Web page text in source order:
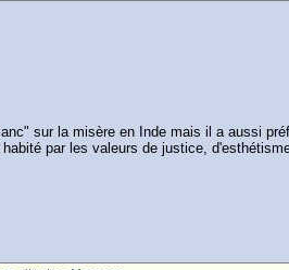
sur la misère en Inde mais il a aussi
par les valeurs de justice,